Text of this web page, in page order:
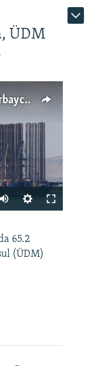
ÜDM
Cənubi Qafqazda ÜDM ən az Azərbaycanda artır: Qonşuları niyə Bakını qabaqlaya bilir?
480p
360p
480p
65.2
(ÜDM)